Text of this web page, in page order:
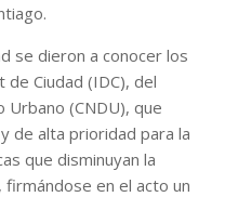
se dieron a conocer los
Ciudad (IDC), del
Urbano (CNDU), que
de alta prioridad para la
que disminuyan la
firmándose en el acto un